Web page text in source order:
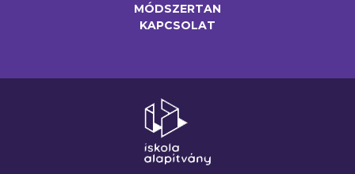
MÓDSZERTAN
KAPCSOLAT